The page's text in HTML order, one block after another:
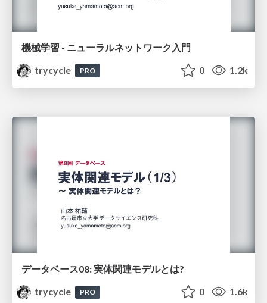
機械学習 - ニューラルネットワーク入門
trycycle
PRO 0 1.2k
データベース08: 実体関連モデルとは?
trycycle
PRO 0 1.6k